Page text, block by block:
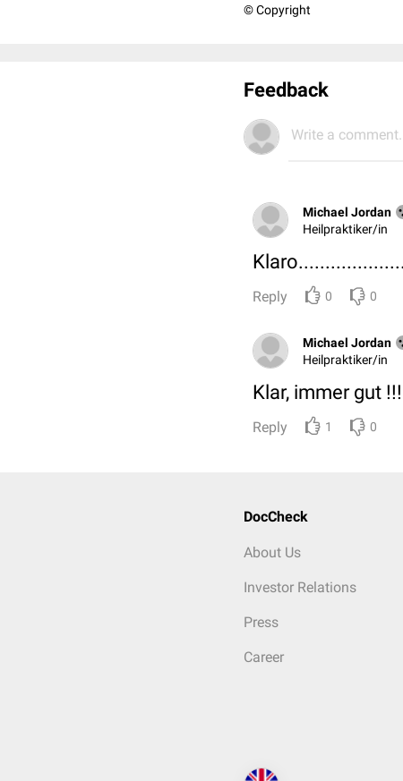
© Copyright
Feedback
Write a
Michael Jordan
Heilpraktiker/in
Reply 0 0
Michael Jordan
Heilpraktiker/in
Klar, immer gut !!!
Reply 1 0
DocCheck
About Us
Investor Relations
Press
Career